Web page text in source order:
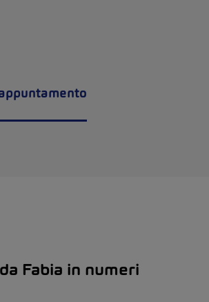
Fabia in numeri